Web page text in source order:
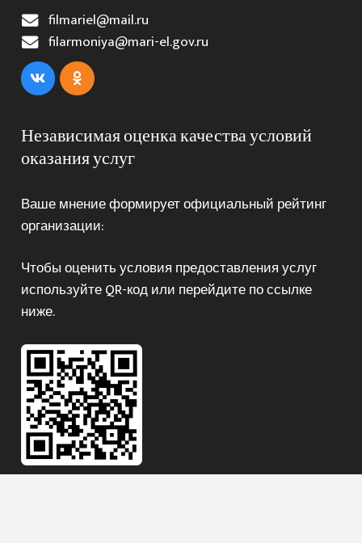
filmariel@mail.ru
filarmoniya@mari-el.gov.ru
Независимая оценка качества условий
оказания услуг
Ваше мнение формирует официальный рейтинг
организации:
Чтобы оценить условия предоставления услуг
используйте QR-код или перейдите по ссылке
ниже.